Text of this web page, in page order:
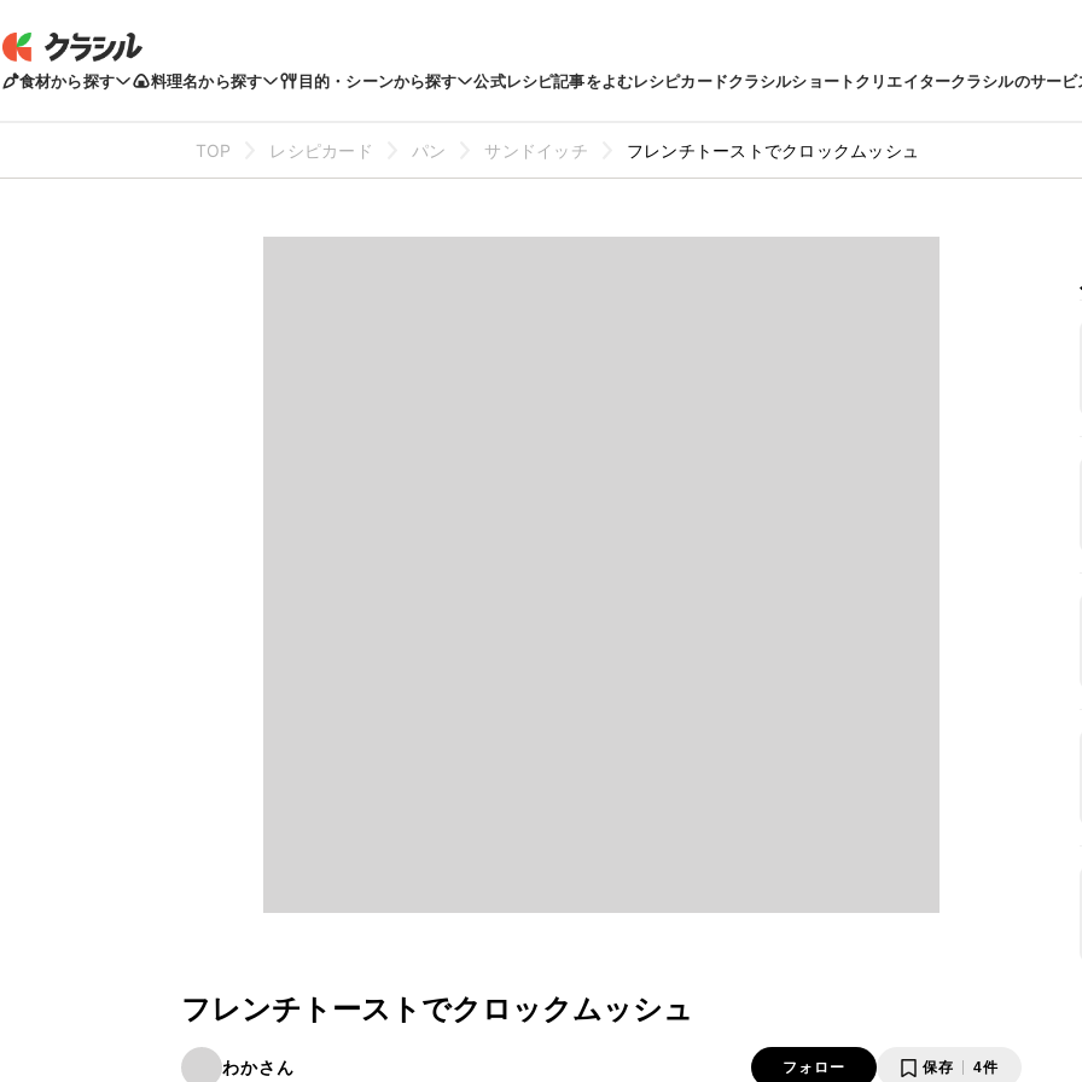
食材から探す 料理名から探す 目的・シーンから探す 公式レシピ記事をよむレシピカードクラシルショートクリエイタークラシルのサービ
TOP レシピカード パン サンドイッチ フレンチトーストでクロックムッシュ
フレンチトーストでクロックムッシュ
わかさん フォロー 保存 4件